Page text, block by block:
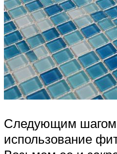
Следующим шагом
использование